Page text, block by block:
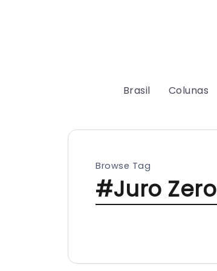
Brasil Colunas
Browse Tag
#Juro Zero